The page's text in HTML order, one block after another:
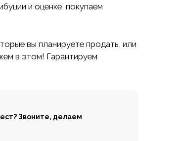
и оценке, покупаем
вы планируете продать, или
в этом! Гарантируем
Звоните, делаем